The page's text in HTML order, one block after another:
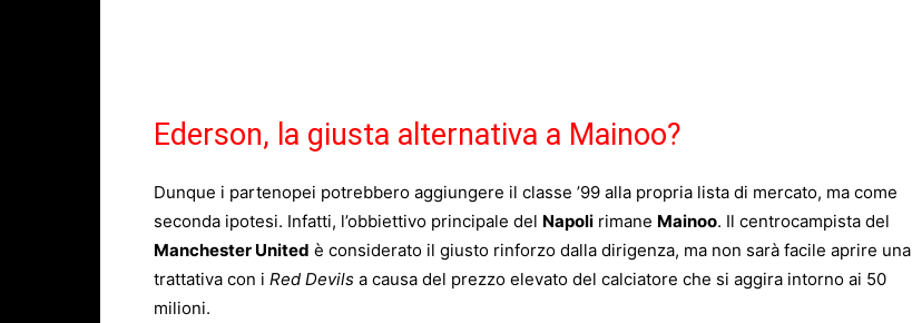
Ederson, la giusta alternativa a Mainoo?
Dunque i partenopei potrebbero aggiungere il classe ’99 alla propria lista di mercato, ma come
seconda ipotesi. Infatti, l’obbiettivo principale del Napoli rimane Mainoo. Il centrocampista del
Manchester United è considerato il giusto rinforzo dalla dirigenza, ma non sarà facile aprire una
trattativa con i Red Devils a causa del prezzo elevato del calciatore che si aggira intorno ai 50
milioni.